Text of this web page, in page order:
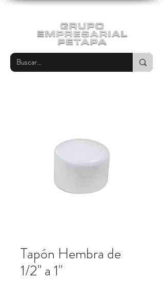
Tapón Hembra de
1/2" a 1"